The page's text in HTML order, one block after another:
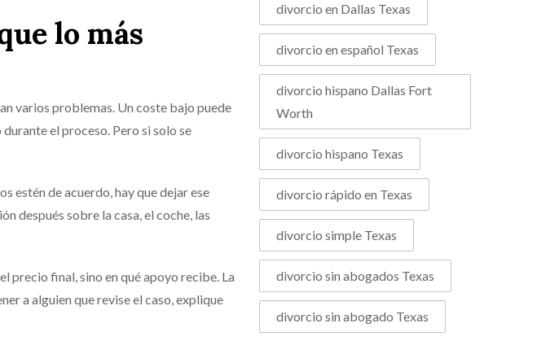
lo más
varios problemas. Un coste bajo puede
el proceso. Pero si solo se
estén de acuerdo, hay que dejar ese
después sobre la casa, el coche, las
precio final, sino en qué apoyo recibe. La
a alguien que revise el caso, explique
divorcio en Dallas Texas
divorcio en español Texas
divorcio hispano Dallas Fort
Worth
divorcio hispano Texas
divorcio rápido en Texas
divorcio simple Texas
divorcio sin abogados Texas
divorcio sin abogado Texas